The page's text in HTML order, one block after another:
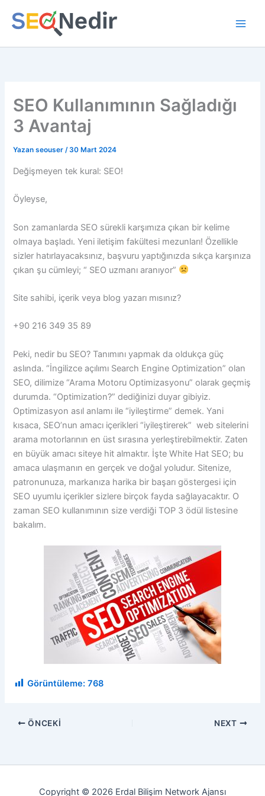
atla
SEO Kullanımının Sağladığı
3 Avantaj
Yazan seouser/30 Mart 2024
Değişmeyen tek kural: SEO!
Öyleyse,
Son zamanlarda SEO sürekli karşımıza çıkan bir kelime
olmaya başladı. Yeni iletişim fakültesi mezunları! Özellikle
sizler hatırlayacaksınız, başvuru yaptığınızda sıkça karşınıza
çıkan şu cümleyi; “ SEO uzmanı aranıyor”
Site sahibi, içerik veya blog yazarı mısınız?
+90 216 349 35 89
Peki, nedir bu SEO? Tanımını yapmak da oldukça güç
aslında. “İngilizce açılımı Search Engine Optimization” olan
SEO, dilimize “Arama Motoru Optimizasyonu” olarak geçmiş
durumda. “Optimization?” dediğinizi duyar gibiyiz.
Optimizasyon asıl anlamı ile “iyileştirme” demek. Yani
kısaca, SEO’nun amacı içerikleri “iyileştirerek” web sitelerini
arama motorlarının en üst sırasına yerleştirebilmektir. Zaten
en büyük amacı siteye hit almaktır. İşte White Hat SEO; bu
amaca ulaşmanın en gerçek ve doğal yoludur. Sitenize,
patronunuza, markanıza harika bir başarı göstergesi için
SEO uyumlu içerikler sizlere birçok fayda sağlayacaktır. O
zaman SEO kullanımının size verdiği TOP 3 ödül listesine
bakalım.
Görüntüleme: 768
ÖNCEKI NEXT
Copyright © 2026 Erdal Bilişim Network Ajansı